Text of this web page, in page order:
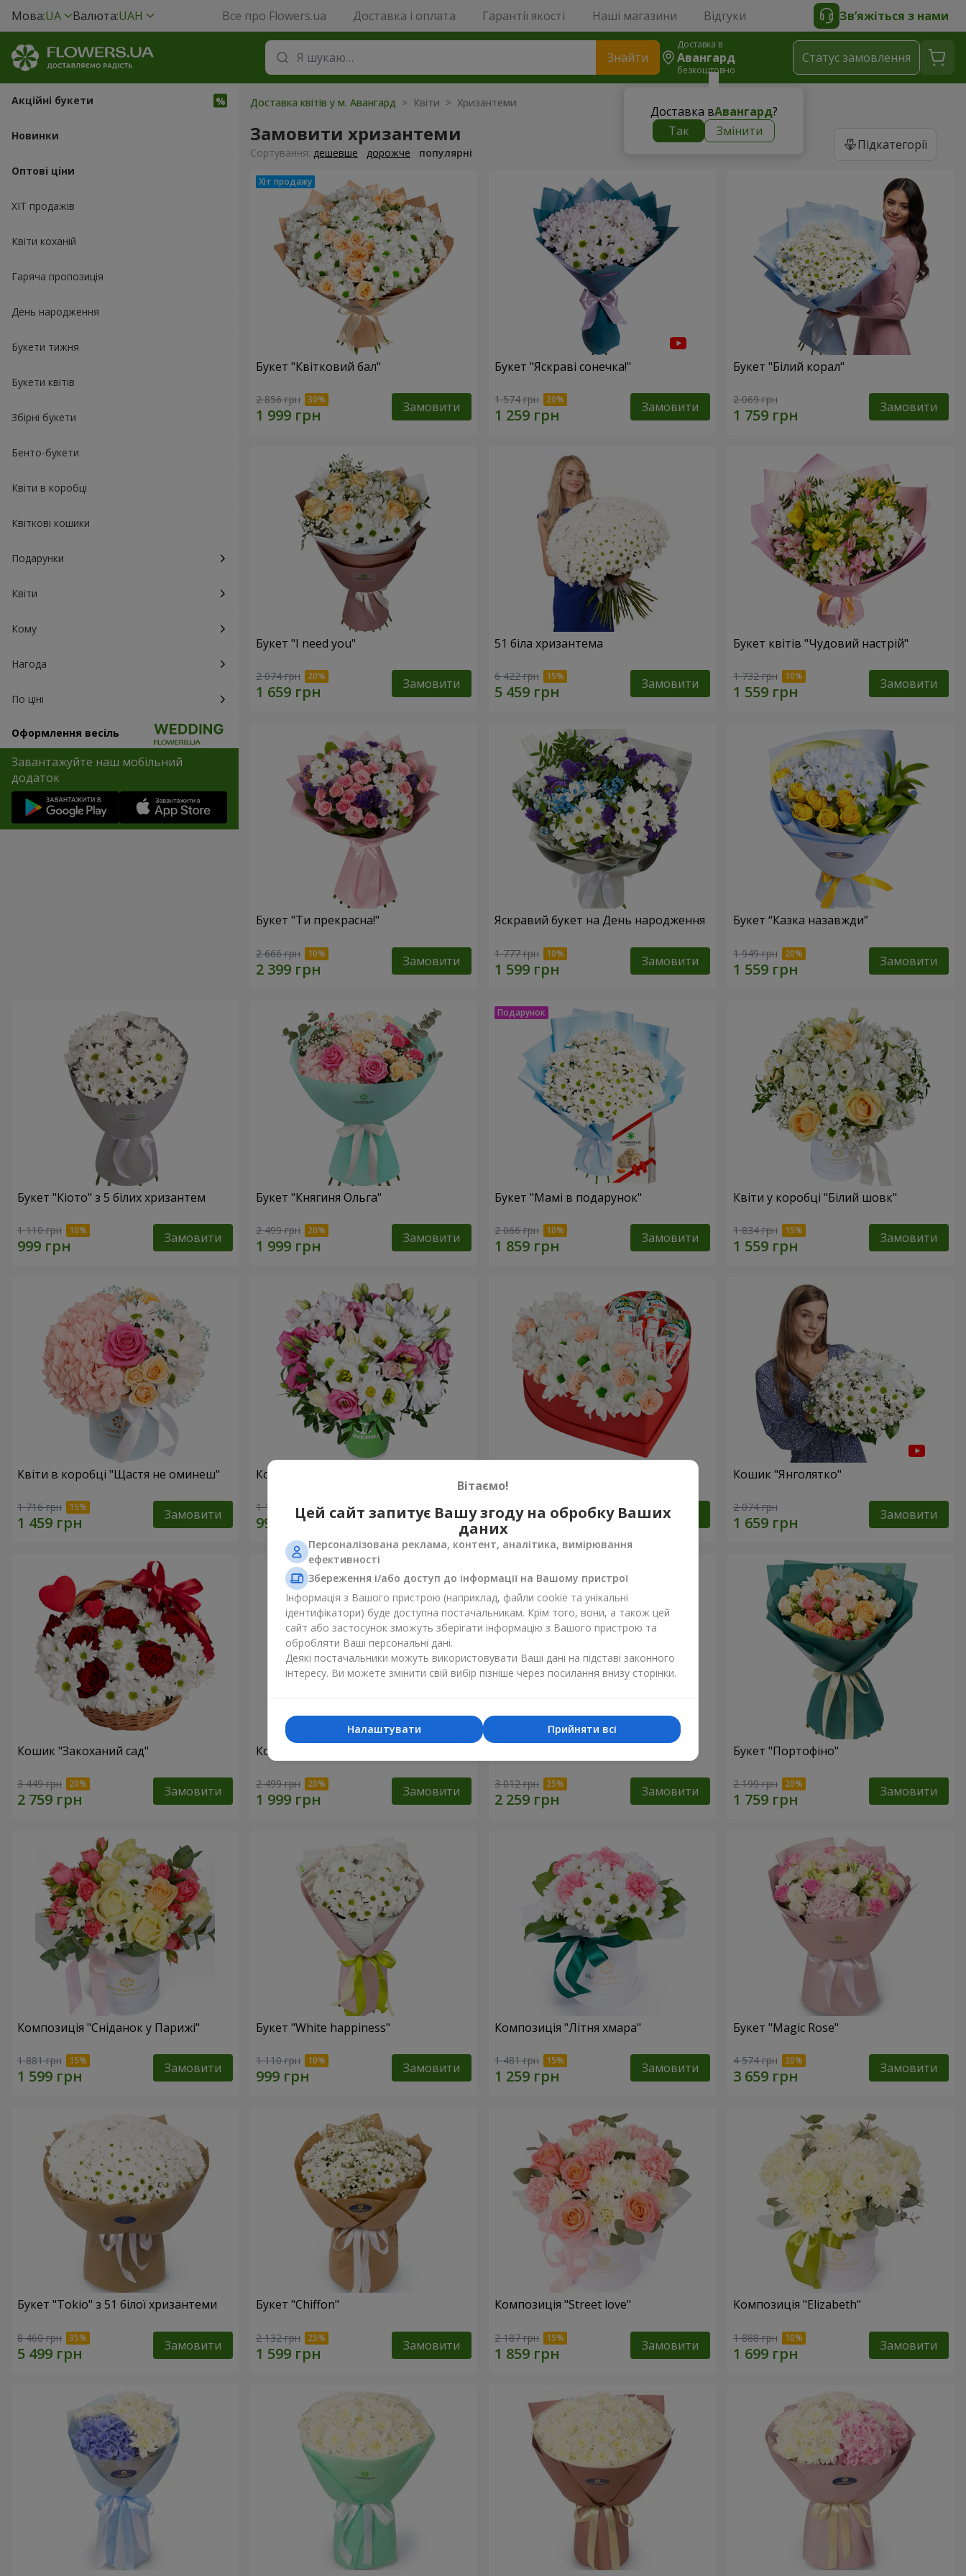
Мова:UA Валюта:UAH Все про Flowers.ua Доставка і оплата Гарантії якості Наші магазини Відгуки Зв’яжіться з нами
Знайти
Доставка в
Авангард
безкоштовно
Доставка вАвангард?
Так
Змінити
Статус замовлення
Акційні букети
Новинки
Оптові ціни
ХІТ продажів
Квіти коханій
Гаряча пропозиція
День народження
Букети тижня
Букети квітів
Збірні букети
Бенто-букети
Квіти в коробці
Квіткові кошики
Подарунки
Квіти
Кому
Нагода
По ціні
Оформлення весіль
Завантажуйте наш мобільний
додаток
Доставка квітів у м. Авангард > Квіти > Хризантеми
Замовити хризантеми Підкатегорії
Сортування: дешевше дорожче популярні
Букет "Квітковий бал"
2 856 грн Замовити
Букет "Яскраві сонечка!"
1 574 грн Замовити
Букет "Білий корал"
2 069 грн Замовити
Букет "I need you"
2 074 грн Замовити
51 біла хризантема
6 422 грн Замовити
Букет квітів "Чудовий настрій"
1 732 грн Замовити
Букет "Ти прекрасна!"
2 666 грн Замовити
Яскравий букет на День народження
1 777 грн Замовити
Букет “Казка назавжди”
1 949 грн Замовити
Букет "Кіото" з 5 білих хризантем
1 110 грн Замовити
Букет "Княгиня Ольга"
2 499 грн Замовити
Букет "Мамі в подарунок"
2 066 грн Замовити
Квіти у коробці "Білий шовк"
1 834 грн Замовити
Квіти в коробці "Щастя не оминеш"
1 716 грн Замовити
Композиція “Промінчики в очах”
1 110 грн Замовити 2 249 грн Замовити
Кошик "Янголятко"
2 074 грн Замовити
Кошик "Закоханий сад"
3 449 грн Замовити
Композиція "Charlotte"
2 499 грн Замовити 3 012 грн Замовити
Букет "Портофіно"
2 199 грн Замовити
Композиція "Сніданок у Парижі"
1 881 грн Замовити
Букет "White happiness"
1 110 грн Замовити
Композиція "Літня хмара"
1 481 грн Замовити
Букет "Magic Rose"
4 574 грн Замовити
Букет "Tokio" з 51 білої хризантеми
8 460 грн Замовити
Букет "Chiffon"
2 132 грн Замовити
Композиція "Street love"
2 187 грн Замовити
Композиція "Elizabeth"
1 888 грн Замовити
Вітаємо!
Цей сайт запитує Вашу згоду на обробку Ваших
даних
Персоналізована реклама, контент, аналітика, вимірювання
ефективності
Збереження і/або доступ до інформації на Вашому пристрої
Інформація з Вашого пристрою (наприклад, файли cookie та унікальні
ідентифікатори) буде доступна постачальникам. Крім того, вони, а також цей
сайт або застосунок зможуть зберігати інформацію з Вашого пристрою та
обробляти Ваші персональні дані.
Деякі постачальники можуть використовувати Ваші дані на підставі законного
інтересу. Ви можете змінити свій вибір пізніше через посилання внизу сторінки.
Прийняти всі
Налаштувати